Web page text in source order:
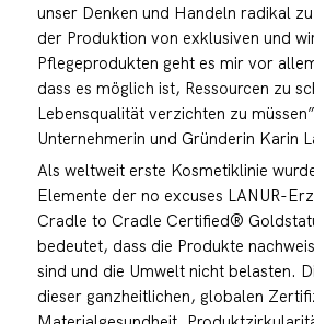
unser Denken und Handeln radikal
der Produktion von exklusiven und
Pflegeprodukten geht es mir vor
dass es möglich ist, Ressourcen zu
Lebensqualität verzichten zu
Unternehmerin und Gründerin Karin
Als weltweit erste Kosmetiklinie
Elemente der no excuses LANUR-
Cradle to Cradle Certified®
bedeutet, dass die Produkte
sind und die Umwelt nicht belasten.
dieser ganzheitlichen, globalen